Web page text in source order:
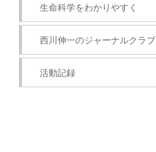
生命科学をわかりやすく
西川伸一のジャーナルクラブ
活動記録